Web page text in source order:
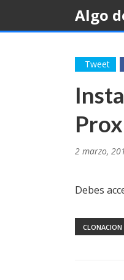
content
Algo
Tweet
2 marzo,
Debes
CLONACION